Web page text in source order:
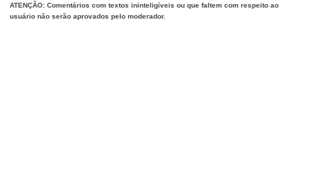
ATENÇÃO: Comentários com textos ininteligíveis ou que faltem com respeito ao
usuário não serão aprovados pelo moderador.